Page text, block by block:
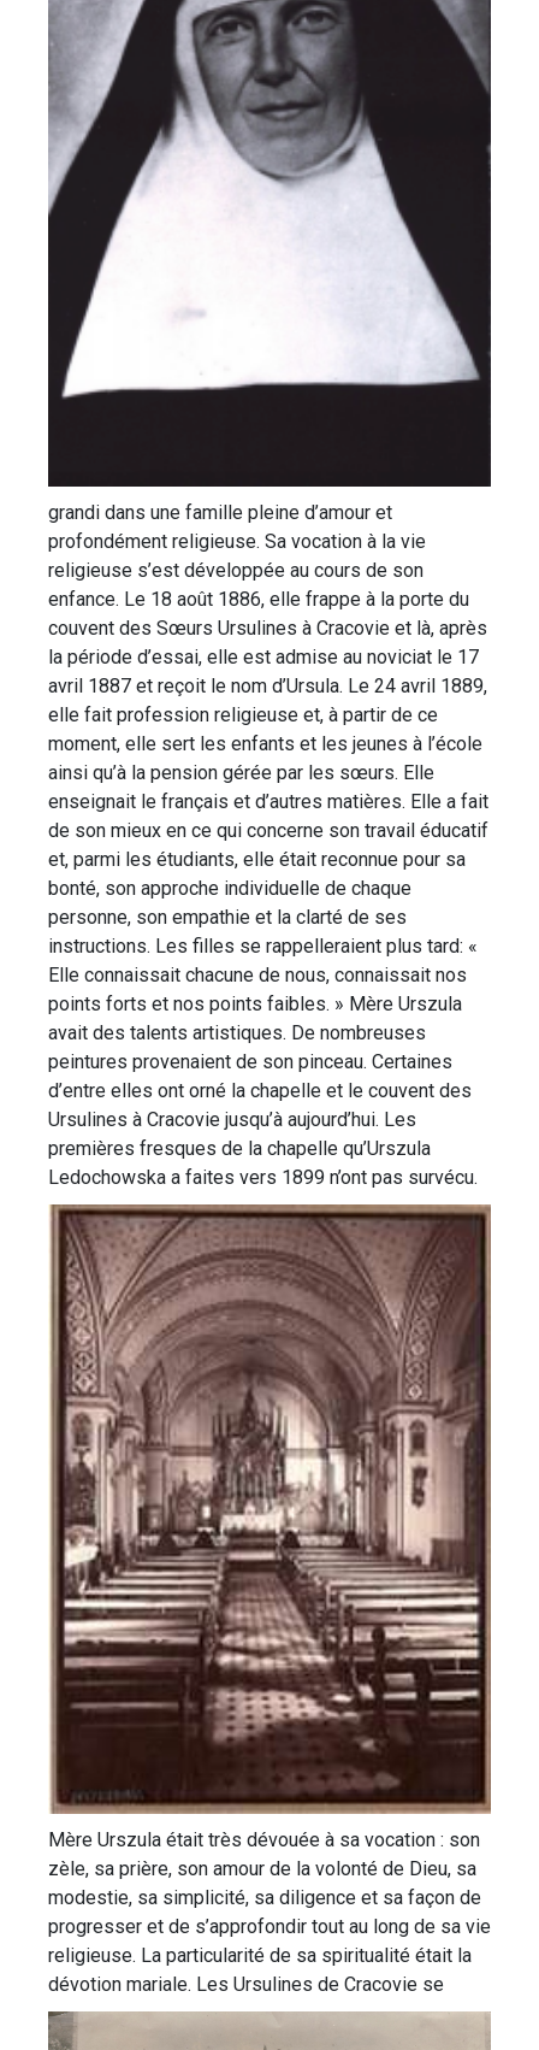
grandi dans une famille pleine d’amour et
profondément religieuse. Sa vocation à la vie
religieuse s’est développée au cours de son
enfance. Le 18 août 1886, elle frappe à la porte du
couvent des Sœurs Ursulines à Cracovie et là, après
la période d’essai, elle est admise au noviciat le 17
avril 1887 et reçoit le nom d’Ursula. Le 24 avril 1889,
elle fait profession religieuse et, à partir de ce
moment, elle sert les enfants et les jeunes à l’école
ainsi qu’à la pension gérée par les sœurs. Elle
enseignait le français et d’autres matières. Elle a fait
de son mieux en ce qui concerne son travail éducatif
et, parmi les étudiants, elle était reconnue pour sa
bonté, son approche individuelle de chaque
personne, son empathie et la clarté de ses
instructions. Les filles se rappelleraient plus tard: «
Elle connaissait chacune de nous, connaissait nos
points forts et nos points faibles. » Mère Urszula
avait des talents artistiques. De nombreuses
peintures provenaient de son pinceau. Certaines
d’entre elles ont orné la chapelle et le couvent des
Ursulines à Cracovie jusqu’à aujourd’hui. Les
premières fresques de la chapelle qu’Urszula
Ledochowska a faites vers 1899 n’ont pas survécu.
Mère Urszula était très dévouée à sa vocation : son
zèle, sa prière, son amour de la volonté de Dieu, sa
modestie, sa simplicité, sa diligence et sa façon de
progresser et de s’approfondir tout au long de sa vie
religieuse. La particularité de sa spiritualité était la
dévotion mariale. Les Ursulines de Cracovie se